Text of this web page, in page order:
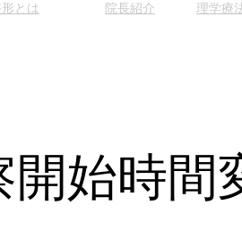
とは ​院長紹介 理学療
始時